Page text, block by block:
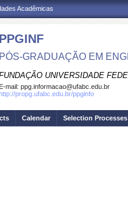
Acadêmicas
PPGINF
PÓS-GRADUAÇÃO EM
UNIVERSIDADE
E-mail: ppg.informacao@ufabc.edu.br
propg.ufabc.edu.br/ppginfo
Calendar Selection Processes